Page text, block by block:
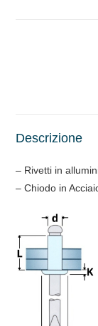
Descrizione
– Rivetti in
– Chiodo in